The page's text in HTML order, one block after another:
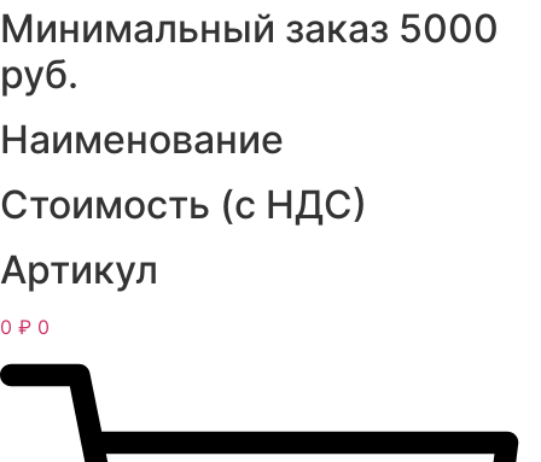
Минимальный заказ 5000
руб.
Наименование
Стоимость (с НДС)
Артикул
0 ₽ 0